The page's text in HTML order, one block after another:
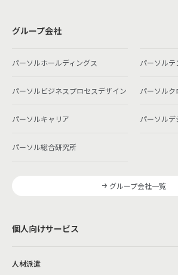
グループ会社
パーソルホールディングス パーソルテ
パーソルビジネスプロセスデザイン パーソルク
パーソルキャリア パーソル
パーソル総合研究所
グループ会社一覧
個人向けサービス
人材派遣